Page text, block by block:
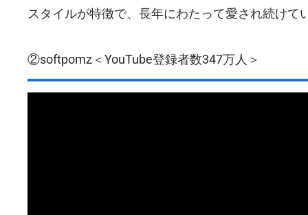
スタイルが特徴で、長年にわたって愛され続けて
②softpomz＜YouTube登録者数347万人＞